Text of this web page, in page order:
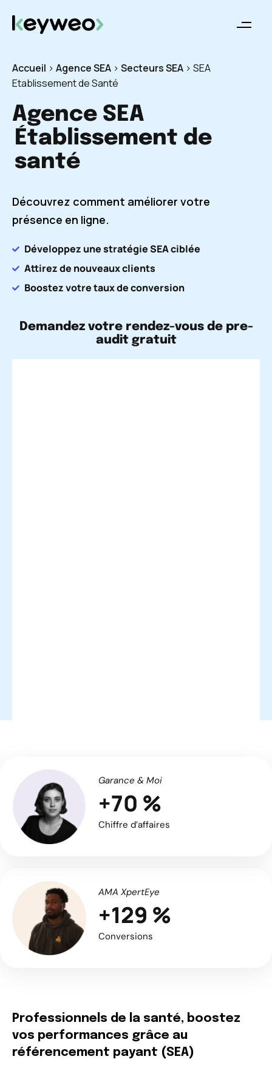
Accueil > Agence SEA > Secteurs SEA > SEA
Etablissement de Santé
Agence SEA
Établissement de
santé
Découvrez comment améliorer votre
présence en ligne.
Développez une stratégie SEA ciblée
Attirez de nouveaux clients
Boostez votre taux de conversion
Demandez votre rendez-vous de pre-
audit gratuit
Garance & Moi
+70 %
Chiffre d’affaires
AMA XpertEye
+129 %
Conversions
Professionnels de la santé, boostez
vos performances grâce au
référencement payant (SEA)